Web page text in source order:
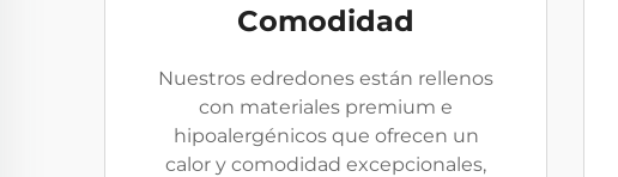
Comodidad
Nuestros edredones están rellenos
con materiales premium e
hipoalergénicos que ofrecen un
calor y comodidad excepcionales,